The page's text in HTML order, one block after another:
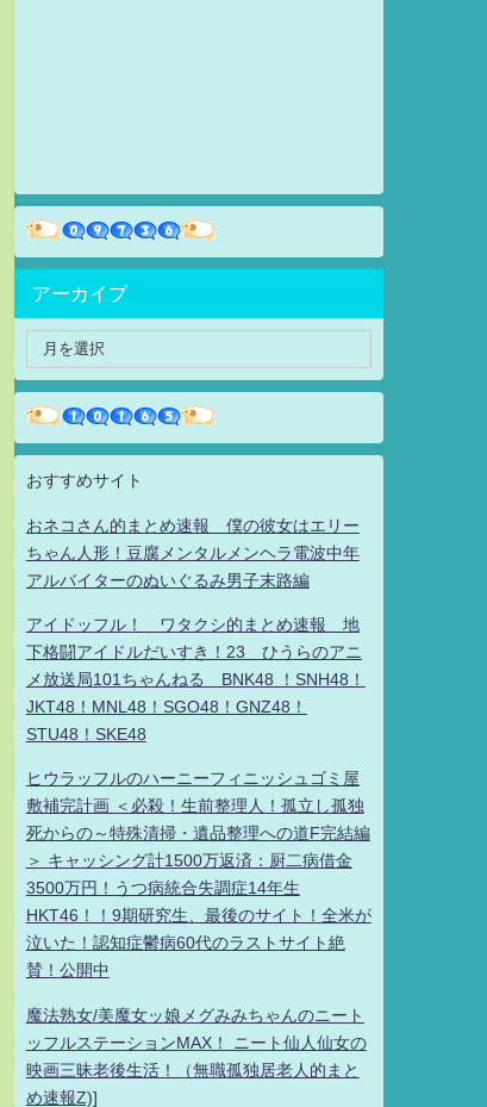
アーカイブ
おすすめサイト
おネコさん的まとめ速報 僕の彼女はエリー
ちゃん人形！豆腐メンタルメンヘラ電波中年
アルバイターのぬいぐるみ男子末路編
アイドッフル！ ワタクシ的まとめ速報 地
下格闘アイドルだいすき！23 ひうらのアニ
メ放送局101ちゃんねる BNK48 ！SNH48！
JKT48！MNL48！SGO48！GNZ48！
STU48！SKE48
ヒウラッフルのハーニーフィニッシュゴミ屋
敷補完計画 ＜必殺！生前整理人！孤立し孤独
死からの～特殊清掃・遺品整理への道F完結編
＞ キャッシング計1500万返済：厨二病借金
3500万円！うつ病統合失調症14年生
HKT46！！9期研究生、最後のサイト！全米が
泣いた！認知症鬱病60代のラストサイト絶
賛！公開中
魔法熟女/美魔女ッ娘メグみみちゃんのニート
ッフルステーションMAX！ ニート仙人仙女の
映画三昧老後生活！（無職孤独居老人的まと
め速報Z)]